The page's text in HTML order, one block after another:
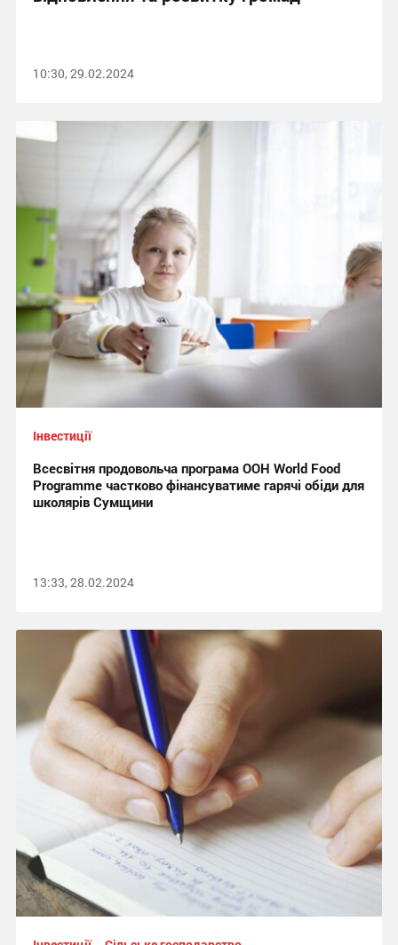
10:30, 29.02.2024
Інвестиції
Всесвітня продовольча програма ООН World Food
Programme частково фінансуватиме гарячі обіди для
школярів Сумщини
13:33, 28.02.2024